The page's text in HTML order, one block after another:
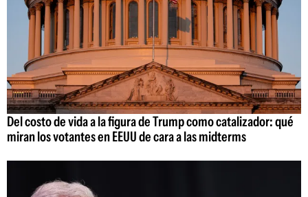
Del costo de vida a la figura de Trump como catalizador: qué
miran los votantes en EEUU de cara a las midterms